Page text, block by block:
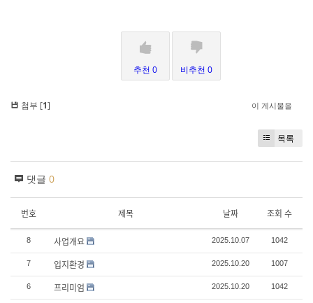
추천 0 비추천 0
첨부 [1] 이 게시물을
목록
댓글 0
번호 제목 날짜 조회 수
8 사업개요 2025.10.07 1042
7 입지환경 2025.10.20 1007
6 프리미엄 2025.10.20 1042